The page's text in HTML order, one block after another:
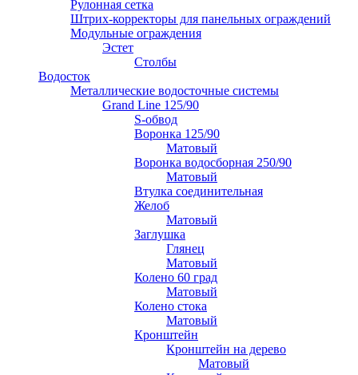
Рулонная сетка
Штрих-корректоры для панельных ограждений
Модульные ограждения
Эстет
Столбы
Водосток
Металлические водосточные системы
Grand Line 125/90
S-обвод
Воронка 125/90
Матовый
Воронка водосборная 250/90
Матовый
Втулка соединительная
Желоб
Матовый
Заглушка
Глянец
Матовый
Колено 60 град
Матовый
Колено стока
Матовый
Кронштейн
Кронштейн на дерево
Матовый